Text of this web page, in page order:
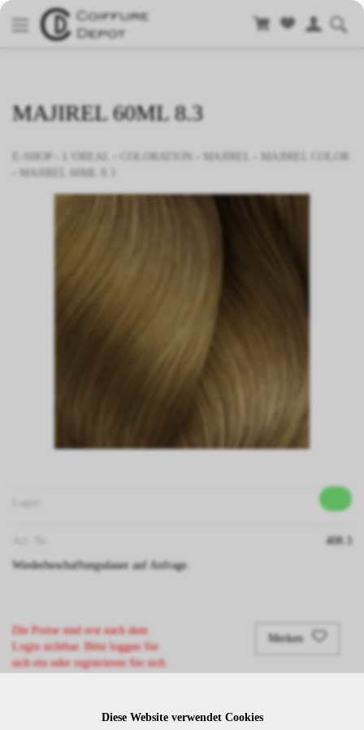
MAJIREL 60ML 8.3
408.3
Wiederbeschaffungsdauer auf Anfrage.
Die Preise sind erst nach dem
Login sichtbar. Bitte loggen Sie
sich ein oder registrieren Sie sich.
Merken
Diese Website verwendet Cookies